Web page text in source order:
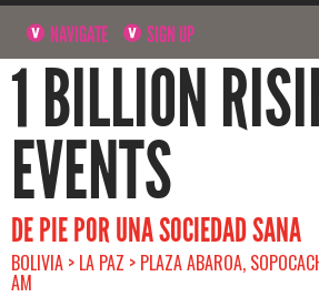
NAVIGATE SIGN UP
1 BILLION
EVENTS
DE PIE POR UNA SOCIEDAD SANA
BOLIVIA > LA PAZ > PLAZA ABAROA,
AM